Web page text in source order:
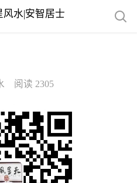
风水|安智居士
阅读 2305